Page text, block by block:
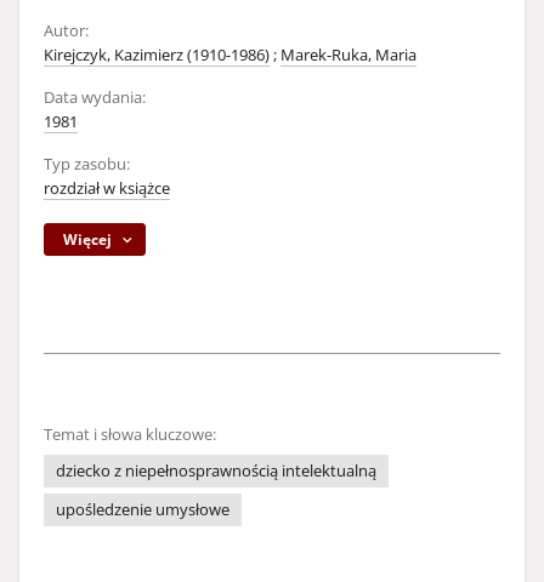
Autor:
Kirejczyk, Kazimierz (1910-1986); Marek-Ruka, Maria
Data wydania:
1981
Typ zasobu:
rozdział w książce
Więcej
Temat i słowa kluczowe:
dziecko z niepełnosprawnością intelektualną
upośledzenie umysłowe